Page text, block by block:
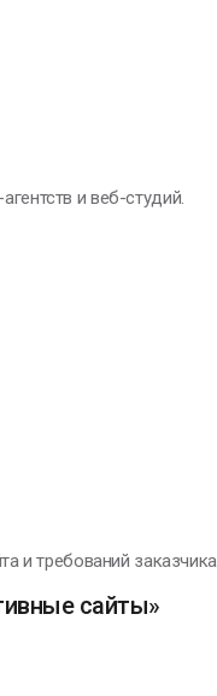
и веб-студий.
и требований заказчика.
сайты»